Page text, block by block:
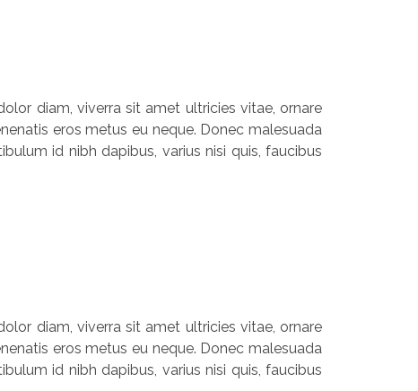
diam, viverra sit amet ultricies vitae, ornare
eros metus eu neque. Donec malesuada
id nibh dapibus, varius nisi quis, faucibus
diam, viverra sit amet ultricies vitae, ornare
eros metus eu neque. Donec malesuada
id nibh dapibus, varius nisi quis, faucibus